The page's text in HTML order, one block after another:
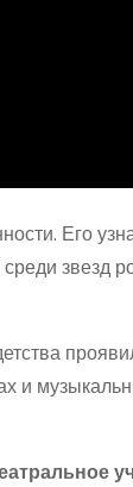
Его
звезд
и